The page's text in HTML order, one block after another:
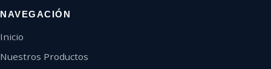
NAVEGACIÓN
Inicio
Nuestros Productos